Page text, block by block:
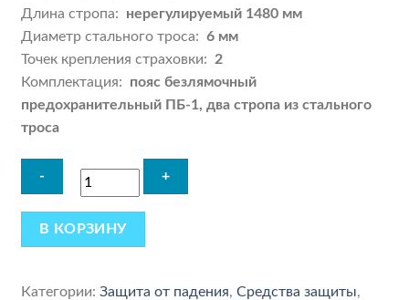
Длина стропа: нерегулируемый 1480 мм
Диаметр стального троса:6 мм
Точек крепления страховки: 2
Комплектация: пояс безлямочный
предохранительный ПБ-1, два стропа из стального
троса
В КОРЗИНУ
Категории:Защита от падения,Средства защиты,